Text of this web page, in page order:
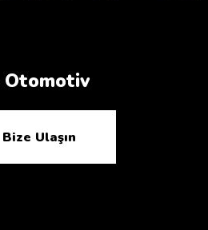
Otomotiv
Bize Ulaşın